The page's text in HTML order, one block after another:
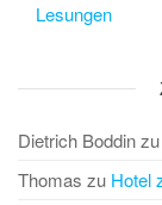
Lesungen
Dietrich Boddinzu
Thomas zu Hotel